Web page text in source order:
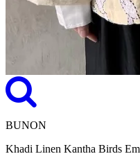
BUNON
Khadi Linen Kantha Birds